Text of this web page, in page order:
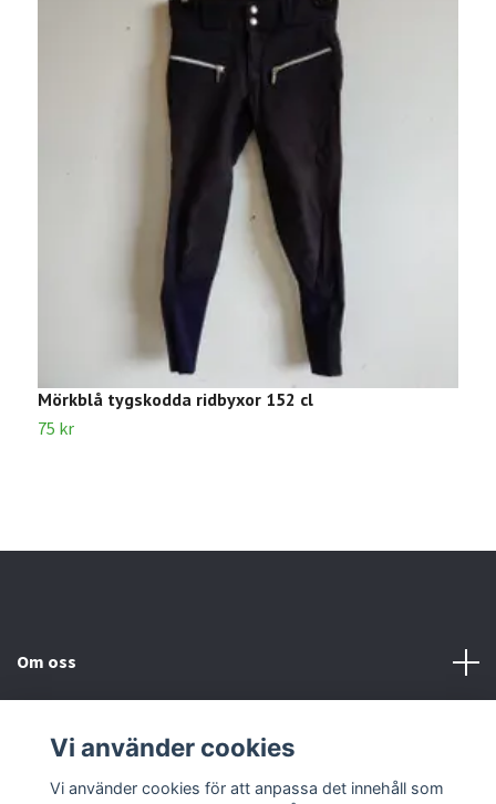
Mörkblå tygskodda ridbyxor 152 cl
75 kr
Om oss
Kontakta oss
Vi använder cookies
Vi använder cookies för att anpassa det innehåll som